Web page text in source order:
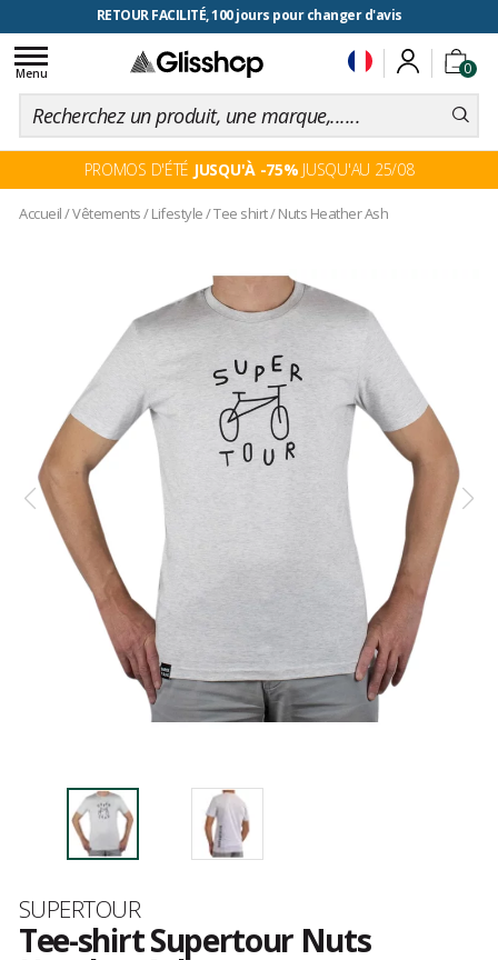
RETOUR FACILITÉ, 100 jours pour changer d'avis
0
Toggle
navigation
Menu
PROMOS D'ÉTÉ JUSQU'À -75% JUSQU'AU 25/08
Accueil/Vêtements/Lifestyle/Tee shirt/Nuts Heather Ash
Marque
SUPERTOUR
Tee-shirt Supertour Nuts